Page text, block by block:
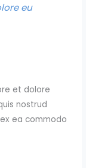
eu
et dolore
nostrud
ea commodo